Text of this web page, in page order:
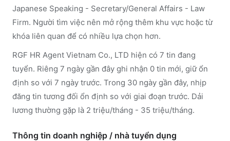
Japanese Speaking - Secretary/General Affairs - Law
Firm. Người tìm việc nên mở rộng thêm khu vực hoặc từ
khóa liên quan để có nhiều lựa chọn hơn.
RGF HR Agent Vietnam Co., LTD hiện có 7 tin đang
tuyển. Riêng 7 ngày gần đây ghi nhận 0 tin mới, giữ ổn
định so với 7 ngày trước. Trong 30 ngày gần đây, nhịp
đăng tin tương đối ổn định so với giai đoạn trước. Dải
lương thường gặp là 2 triệu/tháng - 35 triệu/tháng.
Thông tin doanh nghiệp / nhà tuyển dụng